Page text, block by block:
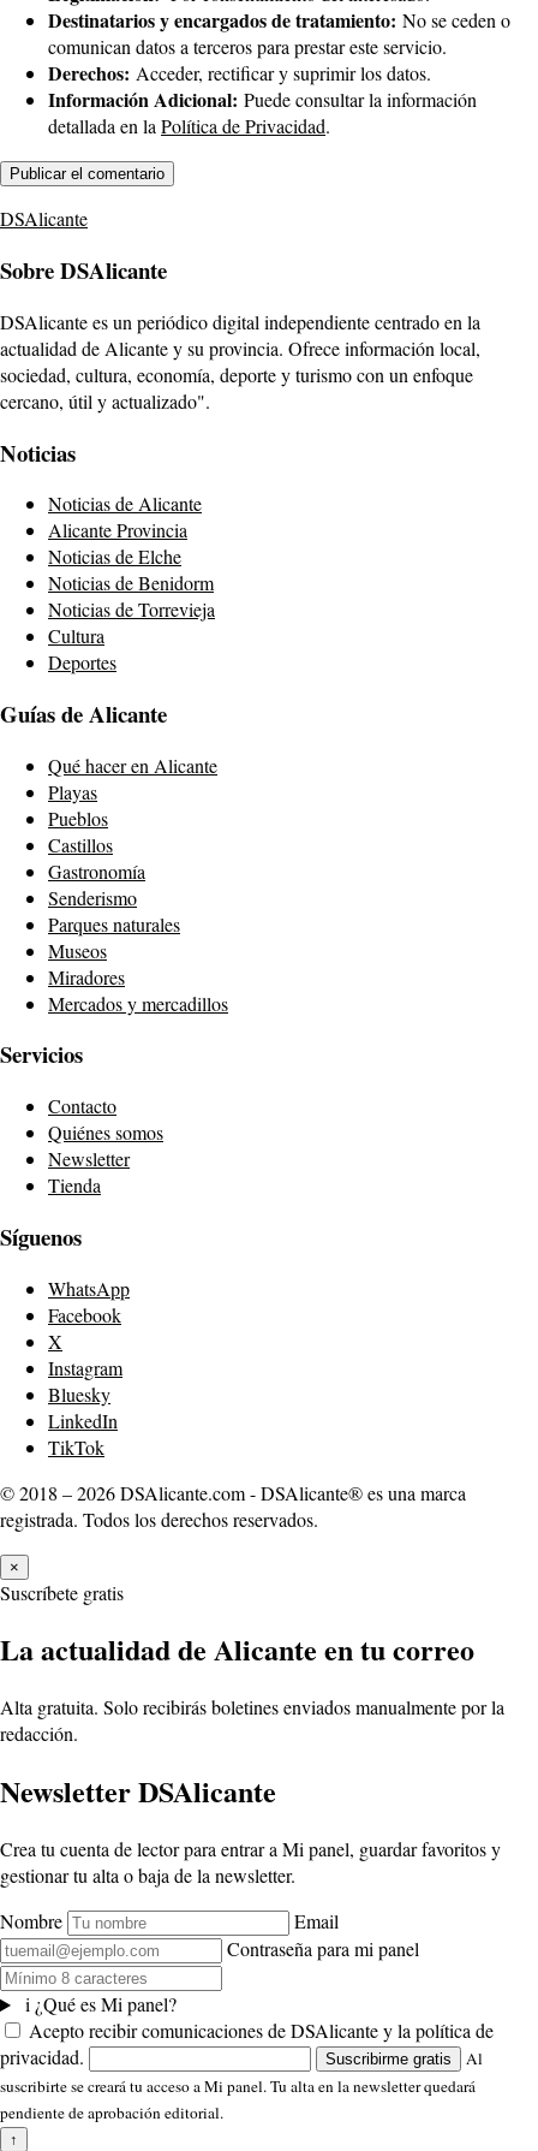
Destinatarios y encargados de tratamiento: No se ceden o
comunican datos a terceros para prestar este servicio.
Derechos: Acceder, rectificar y suprimir los datos.
Información Adicional: Puede consultar la información
detallada en laPolítica de Privacidad.
DSAlicante
Sobre DSAlicante
DSAlicante es un periódico digital independiente centrado en la
actualidad de Alicante y su provincia. Ofrece información local,
sociedad, cultura, economía, deporte y turismo con un enfoque
cercano, útil y actualizado".
Noticias
Noticias de Alicante
Alicante Provincia
Noticias de Elche
Noticias de Benidorm
Noticias de Torrevieja
Cultura
Deportes
Guías de Alicante
Qué hacer en Alicante
Playas
Pueblos
Castillos
Gastronomía
Senderismo
Parques naturales
Museos
Miradores
Mercados y mercadillos
Servicios
Contacto
Quiénes somos
Newsletter
Tienda
Síguenos
WhatsApp
Facebook
X
Instagram
Bluesky
LinkedIn
TikTok
© 2018 – 2026 DSAlicante.com - DSAlicante® es una marca
registrada. Todos los derechos reservados.
×
Suscríbete gratis
La actualidad de Alicante en tu correo
Alta gratuita. Solo recibirás boletines enviados manualmente por la
redacción.
Newsletter DSAlicante
Crea tu cuenta de lector para entrar a Mi panel, guardar favoritos y
gestionar tu alta o baja de la newsletter.
Nombre
Email
Contraseña para mi panel
i ¿Qué es Mi panel?
Acepto recibir comunicaciones de DSAlicante y la política de
privacidad.
Suscribirme gratis
Al
suscribirte se creará tu acceso a Mi panel. Tu alta en la newsletter quedará
pendiente de aprobación editorial.
↑